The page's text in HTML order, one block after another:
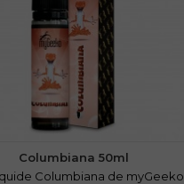
Columbiana 50ml
Columbiana de myGeeko